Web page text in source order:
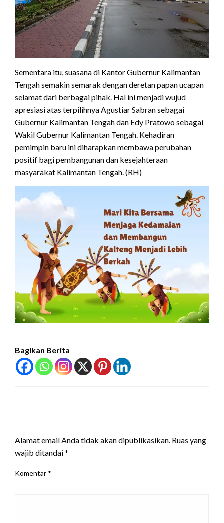
Sementara itu, suasana di Kantor Gubernur Kalimantan
Tengah semakin semarak dengan deretan papan ucapan
selamat dari berbagai pihak. Hal ini menjadi wujud
apresiasi atas terpilihnya Agustiar Sabran sebagai
Gubernur Kalimantan Tengah dan Edy Pratowo sebagai
Wakil Gubernur Kalimantan Tengah. Kehadiran
pemimpin baru ini diharapkan membawa perubahan
positif bagi pembangunan dan kesejahteraan
masyarakat Kalimantan Tengah. (RH)
Bagikan Berita
Alamat email Anda tidak akan dipublikasikan. Ruas yang
wajib ditandai*
Komentar *